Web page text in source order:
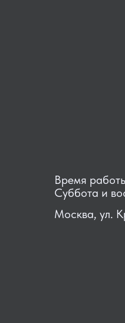
Время
Суббота и
Москва, ул.